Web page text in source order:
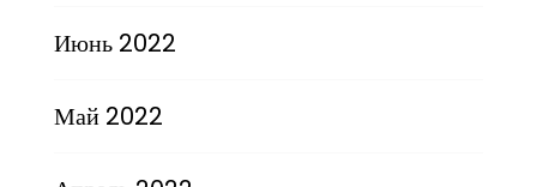
Июнь 2022
Май 2022